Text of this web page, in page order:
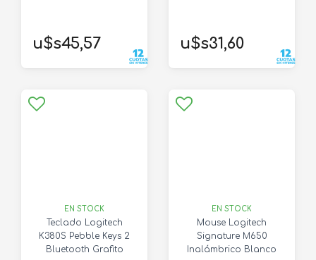
u$s45,57 u$s31,60
EN STOCK
Teclado Logitech
K380S Pebble Keys 2
Bluetooth Grafito
EN STOCK
Mouse Logitech
Signature M650
Inalámbrico Blanco